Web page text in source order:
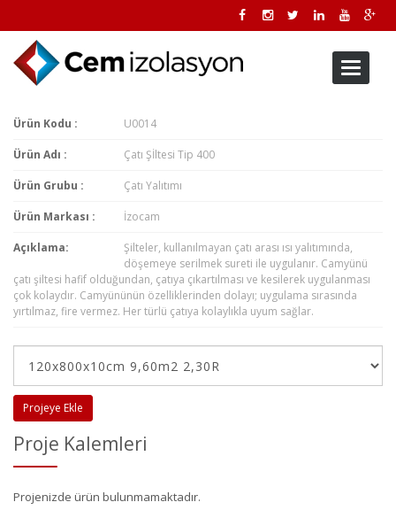
Toggle
Ürün Kodu : U0014
Ürün Adı : Çatı Şİltesi Tip 400
Ürün Grubu : Çatı Yalıtımı
Ürün Markası : İzocam
Açıklama:
Şilteler, kullanılmayan çatı arası ısı yalıtımında,
döşemeye serilmek sureti ile uygulanır. Camyünü
çatı şiltesi hafif olduğundan, çatıya çıkartılması ve kesilerek uygulanması
çok kolaydır. Camyününün özelliklerinden dolayı; uygulama sırasında
yırtılmaz, fire vermez. Her türlü çatıya kolaylıkla uyum sağlar.
Projeye Ekle
Proje Kalemleri
Projenizde ürün bulunmamaktadır.